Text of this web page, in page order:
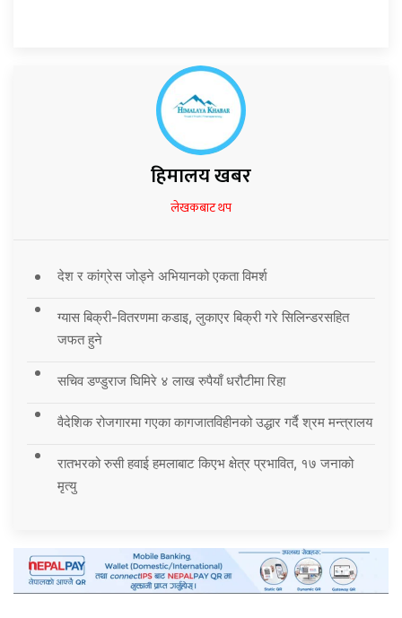
हिमालय खबर
लेखकबाट थप
देश र कांग्रेस जोड्ने अभियानको एकता विमर्श
ग्यास बिक्री-वितरणमा कडाइ, लुकाएर बिक्री गरे सिलिन्डरसहित
जफत हुने
सचिव डण्डुराज घिमिरे ४ लाख रुपैयाँ धरौटीमा रिहा
वैदेशिक रोजगारमा गएका कागजातविहीनको उद्धार गर्दै श्रम मन्त्रालय
रातभरको रुसी हवाई हमलाबाट किएभ क्षेत्र प्रभावित, १७ जनाको
मृत्यु